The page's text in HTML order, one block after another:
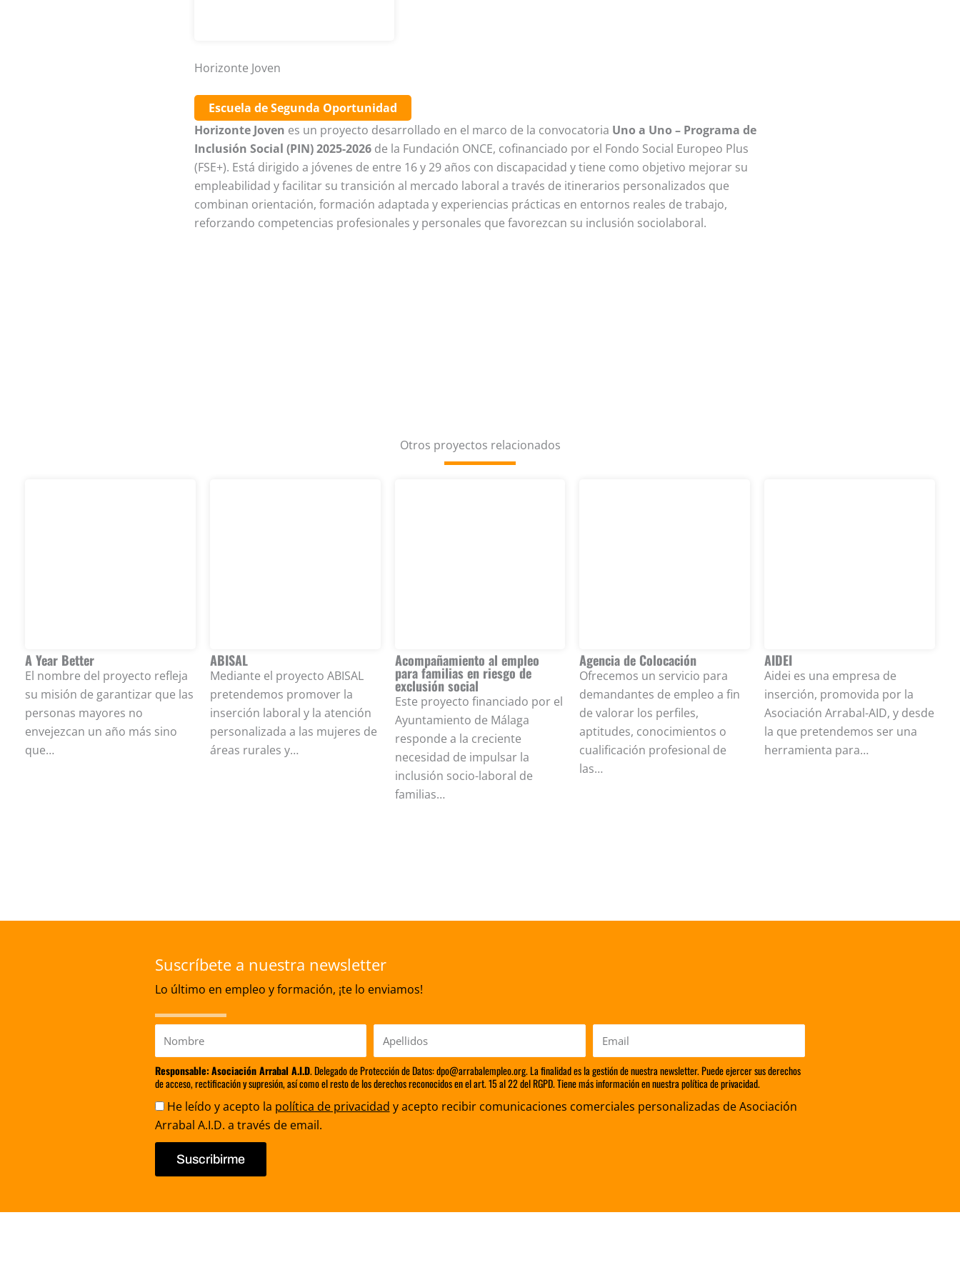
Horizonte Joven
Escuela de Segunda Oportunidad
Horizonte Joven es un proyecto desarrollado en el marco de la convocatoria Uno a Uno – Programa de
Inclusión Social (PIN) 2025-2026 de la Fundación ONCE, cofinanciado por el Fondo Social Europeo Plus
(FSE+). Está dirigido a jóvenes de entre 16 y 29 años con discapacidad y tiene como objetivo mejorar su
empleabilidad y facilitar su transición al mercado laboral a través de itinerarios personalizados que
combinan orientación, formación adaptada y experiencias prácticas en entornos reales de trabajo,
reforzando competencias profesionales y personales que favorezcan su inclusión sociolaboral.
Otros proyectos relacionados
A Year Better
El nombre del proyecto refleja
su misión de garantizar que las
personas mayores no
envejezcan un año más sino
que…
ABISAL
Mediante el proyecto ABISAL
pretendemos promover la
inserción laboral y la atención
personalizada a las mujeres de
áreas rurales y…
Acompañamiento al empleo
para familias en riesgo de
exclusión social
Este proyecto financiado por el
Ayuntamiento de Málaga
responde a la creciente
necesidad de impulsar la
inclusión socio-laboral de
familias…
Agencia de Colocación
Ofrecemos un servicio para
demandantes de empleo a fin
de valorar los perfiles,
aptitudes, conocimientos o
cualificación profesional de
las…
AIDEI
Aidei es una empresa de
inserción, promovida por la
Asociación Arrabal-AID, y desde
la que pretendemos ser una
herramienta para…
Suscríbete a nuestra newsletter
Lo último en empleo y formación, ¡te lo enviamos!
Nombre Apellidos Email
Responsable:Asociación Arrabal A.I.D. Delegado de Protección de Datos: dpo@arrabalempleo.org. La finalidad es la gestión de nuestra newsletter. Puede ejercer sus derechos
de acceso, rectificación y supresión, así como el resto de los derechos reconocidos en el art. 15 al 22 del RGPD. Tiene más información en nuestra política de privacidad.
Aceptación
He leído y acepto la política de privacidad y acepto recibir comunicaciones comerciales personalizadas de Asociación
Arrabal A.I.D. a través de email.
Suscribirme